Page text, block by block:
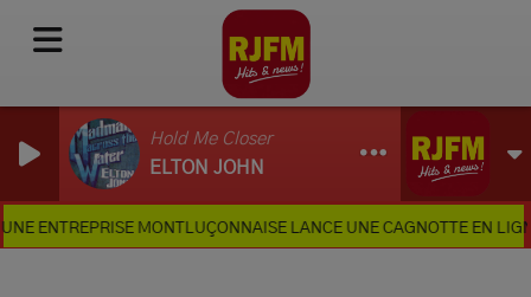
Hold Me Closer
ELTON JOHN
MONTLUÇONNAISE LANCE UNE CAGNOTTE EN LIGNE